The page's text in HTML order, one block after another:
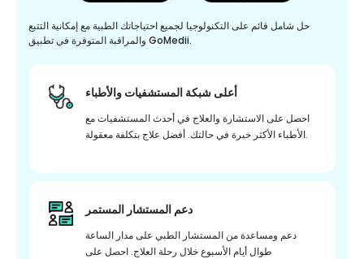
حل شامل قائم على التكنولوجيا لجميع احتياجاتك الطبية مع إمكانية التتبع
والمراقبة المتوفرة في تطبيق GoMedii.
أعلى شبكة المستشفيات والأطباء
احصل على الاستشارة والعلاج في أحدث المستشفيات مع
الأطباء الأكثر خبرة في حالتك. أفضل علاج بتكلفة معقولة.
دعم المستشار المستمر
دعم ومساعدة من المستشار الطبي على مدار الساعة
طوال أيام الأسبوع خلال رحلة العلاج. احصل على